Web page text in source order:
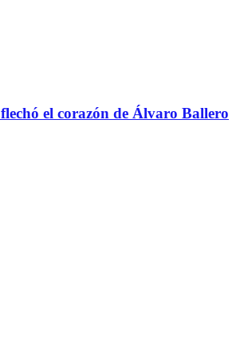
el corazón de Álvaro Ballero